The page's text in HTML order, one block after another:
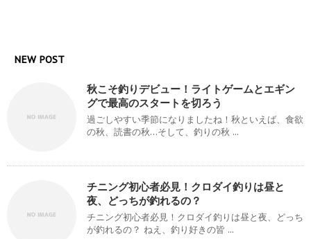
NEW POST
秋こそ釣りデビュー！ライトゲームとエギン
グで最高のスタートを切ろう
過ごしやすい季節になりましたね！秋といえば、食欲
の秋、読書の秋…そして、釣りの秋 ...
チニング初心者必見！クロダイ釣りは昼と
夜、どっちが釣れるの？
チニング初心者必見！クロダイ釣りは昼と夜、どっち
が釣れるの？ ねえ、釣り好きの皆 ...